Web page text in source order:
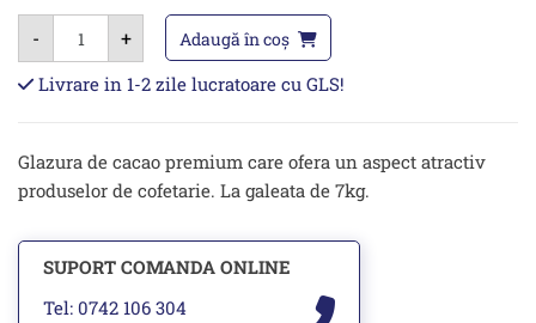
-
Cantitate
Glazura
Cacao
7kg
+ Adaugă în coș
Livrare in 1-2 zile lucratoare cu GLS!
Glazura de cacao premium care ofera un aspect atractiv
produselor de cofetarie. La galeata de 7kg.
SUPORT COMANDA ONLINE
Tel: 0742 106 304